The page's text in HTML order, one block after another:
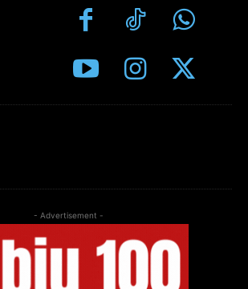
- Advertisement -